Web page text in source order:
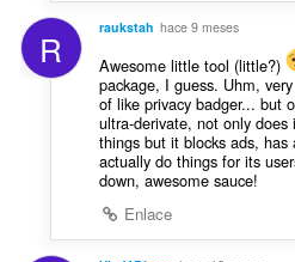
R raukstah hace 9 meses
Awesome little tool (little?)
package, I guess. Uhm,
of like privacy badger... but
ultra-derivate, not only
things but it blocks ads,
actually do things for its
down, awesome sauce!
Enlace